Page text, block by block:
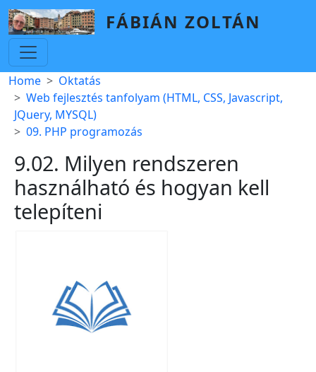
Skip to main content
FÁBIÁN ZOLTÁN
Breadcrumb
Home
Oktatás
Web fejlesztés tanfolyam (HTML, CSS, Javascript,
JQuery, MYSQL)
09. PHP programozás
9.02. Milyen rendszeren
használható és hogyan kell
telepíteni